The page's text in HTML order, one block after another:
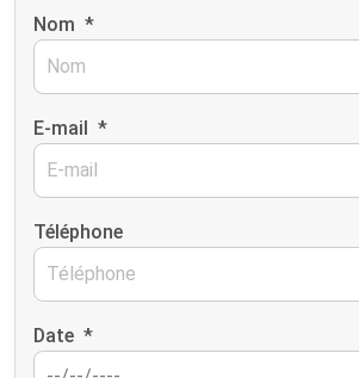
Nom *
E-mail *
Téléphone
Date *